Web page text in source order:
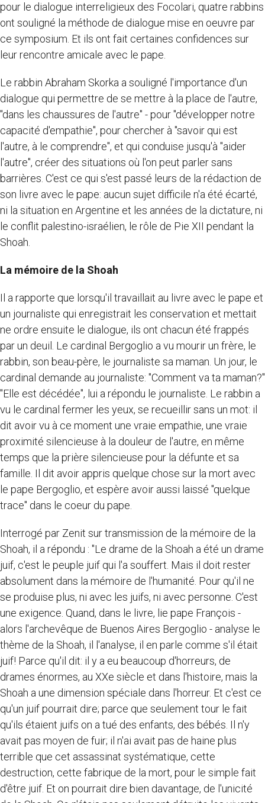
pour le dialogue interreligieux des Focolari, quatre rabbins
ont souligné la méthode de dialogue mise en oeuvre par
ce symposium. Et ils ont fait certaines confidences sur
leur rencontre amicale avec le pape.
Le rabbin Abraham Skorka a souligné l'importance d'un
dialogue qui permettre de se mettre à la place de l'autre,
"dans les chaussures de l'autre" - pour "développer notre
capacité d'empathie", pour chercher à "savoir qui est
l'autre, à le comprendre", et qui conduise jusqu'à "aider
l'autre", créer des situations où l'on peut parler sans
barrières. C'est ce qui s'est passé leurs de la rédaction de
son livre avec le pape: aucun sujet difficile n'a été écarté,
ni la situation en Argentine et les années de la dictature, ni
le conflit palestino-israélien, le rôle de Pie XII pendant la
Shoah.
La mémoire de la Shoah
Il a rapporte que lorsqu'il travaillait au livre avec le pape et
un journaliste qui enregistrait les conservation et mettait
ne ordre ensuite le dialogue, ils ont chacun été frappés
par un deuil. Le cardinal Bergoglio a vu mourir un frère, le
rabbin, son beau-père, le journaliste sa maman. Un jour, le
cardinal demande au journaliste: "Comment va ta maman?"
"Elle est décédée", lui a répondu le journaliste. Le rabbin a
vu le cardinal fermer les yeux, se recueillir sans un mot: il
dit avoir vu à ce moment une vraie empathie, une vraie
proximité silencieuse à la douleur de l'autre, en même
temps que la prière silencieuse pour la défunte et sa
famille. Il dit avoir appris quelque chose sur la mort avec
le pape Bergoglio, et espère avoir aussi laissé "quelque
trace" dans le coeur du pape.
Interrogé par Zenit sur transmission de la mémoire de la
Shoah, il a répondu : "Le drame de la Shoah a été un drame
juif, c'est le peuple juif qui l'a souffert. Mais il doit rester
absolument dans la mémoire de l'humanité. Pour qu'il ne
se produise plus, ni avec les juifs, ni avec personne. C'est
une exigence. Quand, dans le livre, lie pape François -
alors l'archevêque de Buenos Aires Bergoglio - analyse le
thème de la Shoah, il l'analyse, il en parle comme s'il était
juif! Parce qu'il dit: il y a eu beaucoup d'horreurs, de
drames énormes, au XXe siècle et dans l'histoire, mais la
Shoah a une dimension spéciale dans l'horreur. Et c'est ce
qu'un juif pourrait dire; parce que seulement tour le fait
qu'ils étaient juifs on a tué des enfants, des bébés. Il n'y
avait pas moyen de fuir; il n'ai avait pas de haine plus
terrible que cet assassinat systématique, cette
destruction, cette fabrique de la mort, pour le simple fait
d'être juif. Et on pourrait dire bien davantage, de l'unicité